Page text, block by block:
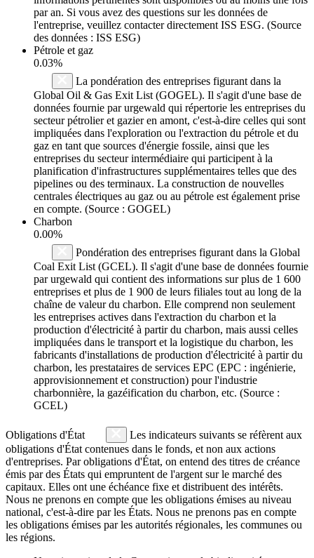
par an. Si vous avez des questions sur les données de
l'entreprise, veuillez contacter directement ISS ESG. (Source
des données : ISS ESG)
Pétrole et gaz
0.03%
La pondération des entreprises figurant dans la
Global Oil & Gas Exit List (GOGEL). Il s'agit d'une base de
données fournie par urgewald qui répertorie les entreprises du
secteur pétrolier et gazier en amont, c'est-à-dire celles qui sont
impliquées dans l'exploration ou l'extraction du pétrole et du
gaz en tant que sources d'énergie fossile, ainsi que les
entreprises du secteur intermédiaire qui participent à la
planification d'infrastructures supplémentaires telles que des
pipelines ou des terminaux. La construction de nouvelles
centrales électriques au gaz ou au pétrole est également prise
en compte. (Source : GOGEL)
Charbon
0.00%
Pondération des entreprises figurant dans la Global
Coal Exit List (GCEL). Il s'agit d'une base de données fournie
par urgewald qui contient des informations sur plus de 1 600
entreprises et plus de 1 900 de leurs filiales tout au long de la
chaîne de valeur du charbon. Elle comprend non seulement
les entreprises actives dans l'extraction du charbon et la
production d'électricité à partir du charbon, mais aussi celles
impliquées dans le transport et la logistique du charbon, les
fabricants d'installations de production d'électricité à partir du
charbon, les prestataires de services EPC (EPC : ingénierie,
approvisionnement et construction) pour l'industrie
charbonnière, la gazéification du charbon, etc. (Source :
GCEL)
Obligations d'État
Les indicateurs suivants se réfèrent aux
obligations d'État contenues dans le fonds, et non aux actions
d'entreprises. Par obligations d'État, on entend des titres de créance
émis par des États qui empruntent de l'argent sur le marché des
capitaux. Elles ont une échéance fixe et distribuent des intérêts.
Nous ne prenons en compte que les obligations émises au niveau
national, c'est-à-dire par les États. Nous ne prenons pas en compte
les obligations émises par les autorités régionales, les communes ou
les régions.